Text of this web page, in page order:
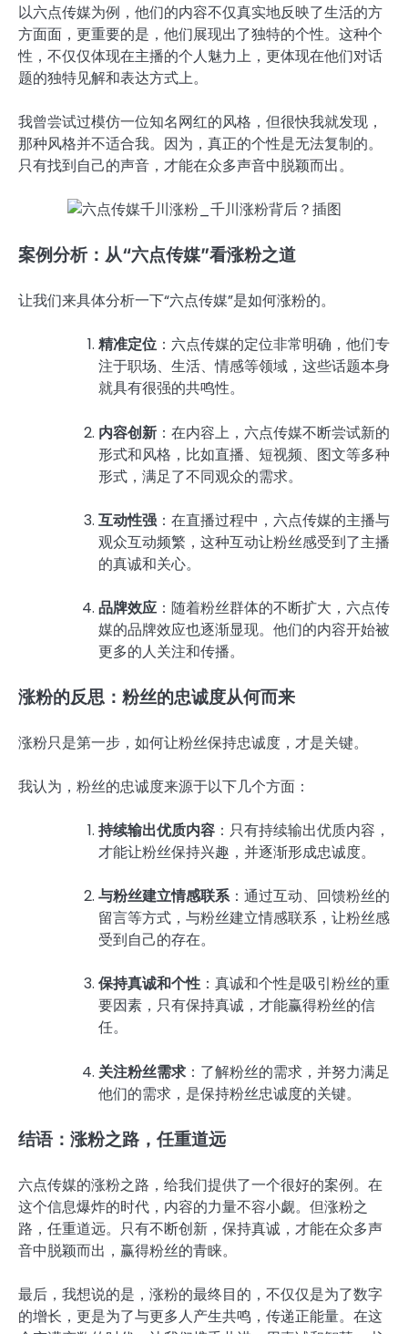
以六点传媒为例，他们的内容不仅真实地反映了生活的方
方面面，更重要的是，他们展现出了独特的个性。这种个
性，不仅仅体现在主播的个人魅力上，更体现在他们对话
题的独特见解和表达方式上。
我曾尝试过模仿一位知名网红的风格，但很快我就发现，
那种风格并不适合我。因为，真正的个性是无法复制的。
只有找到自己的声音，才能在众多声音中脱颖而出。
案例分析：从“六点传媒”看涨粉之道
让我们来具体分析一下“六点传媒”是如何涨粉的。
精准定位 ：六点传媒的定位非常明确，他们专
注于职场、生活、情感等领域，这些话题本身
就具有很强的共鸣性。
内容创新 ：在内容上，六点传媒不断尝试新的
形式和风格，比如直播、短视频、图文等多种
形式，满足了不同观众的需求。
互动性强：在直播过程中，六点传媒的主播与
观众互动频繁，这种互动让粉丝感受到了主播
的真诚和关心。
品牌效应 ：随着粉丝群体的不断扩大，六点传
媒的品牌效应也逐渐显现。他们的内容开始被
更多的人关注和传播。
涨粉的反思：粉丝的忠诚度从何而来
涨粉只是第一步，如何让粉丝保持忠诚度，才是关键。
我认为，粉丝的忠诚度来源于以下几个方面：
持续输出优质内容 ：只有持续输出优质内容，
才能让粉丝保持兴趣，并逐渐形成忠诚度。
与粉丝建立情感联系：通过互动、回馈粉丝的
留言等方式，与粉丝建立情感联系，让粉丝感
受到自己的存在。
保持真诚和个性 ：真诚和个性是吸引粉丝的重
要因素，只有保持真诚，才能赢得粉丝的信
任。
关注粉丝需求 ：了解粉丝的需求，并努力满足
他们的需求，是保持粉丝忠诚度的关键。
结语：涨粉之路，任重道远
六点传媒的涨粉之路，给我们提供了一个很好的案例。在
这个信息爆炸的时代，内容的力量不容小觑。但涨粉之
路，任重道远。只有不断创新，保持真诚，才能在众多声
音中脱颖而出，赢得粉丝的青睐。
最后，我想说的是，涨粉的最终目的，不仅仅是为了数字
的增长，更是为了与更多人产生共鸣，传递正能量。在这